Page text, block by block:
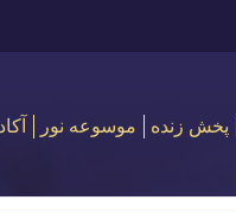
پخش زنده موسوعه نور